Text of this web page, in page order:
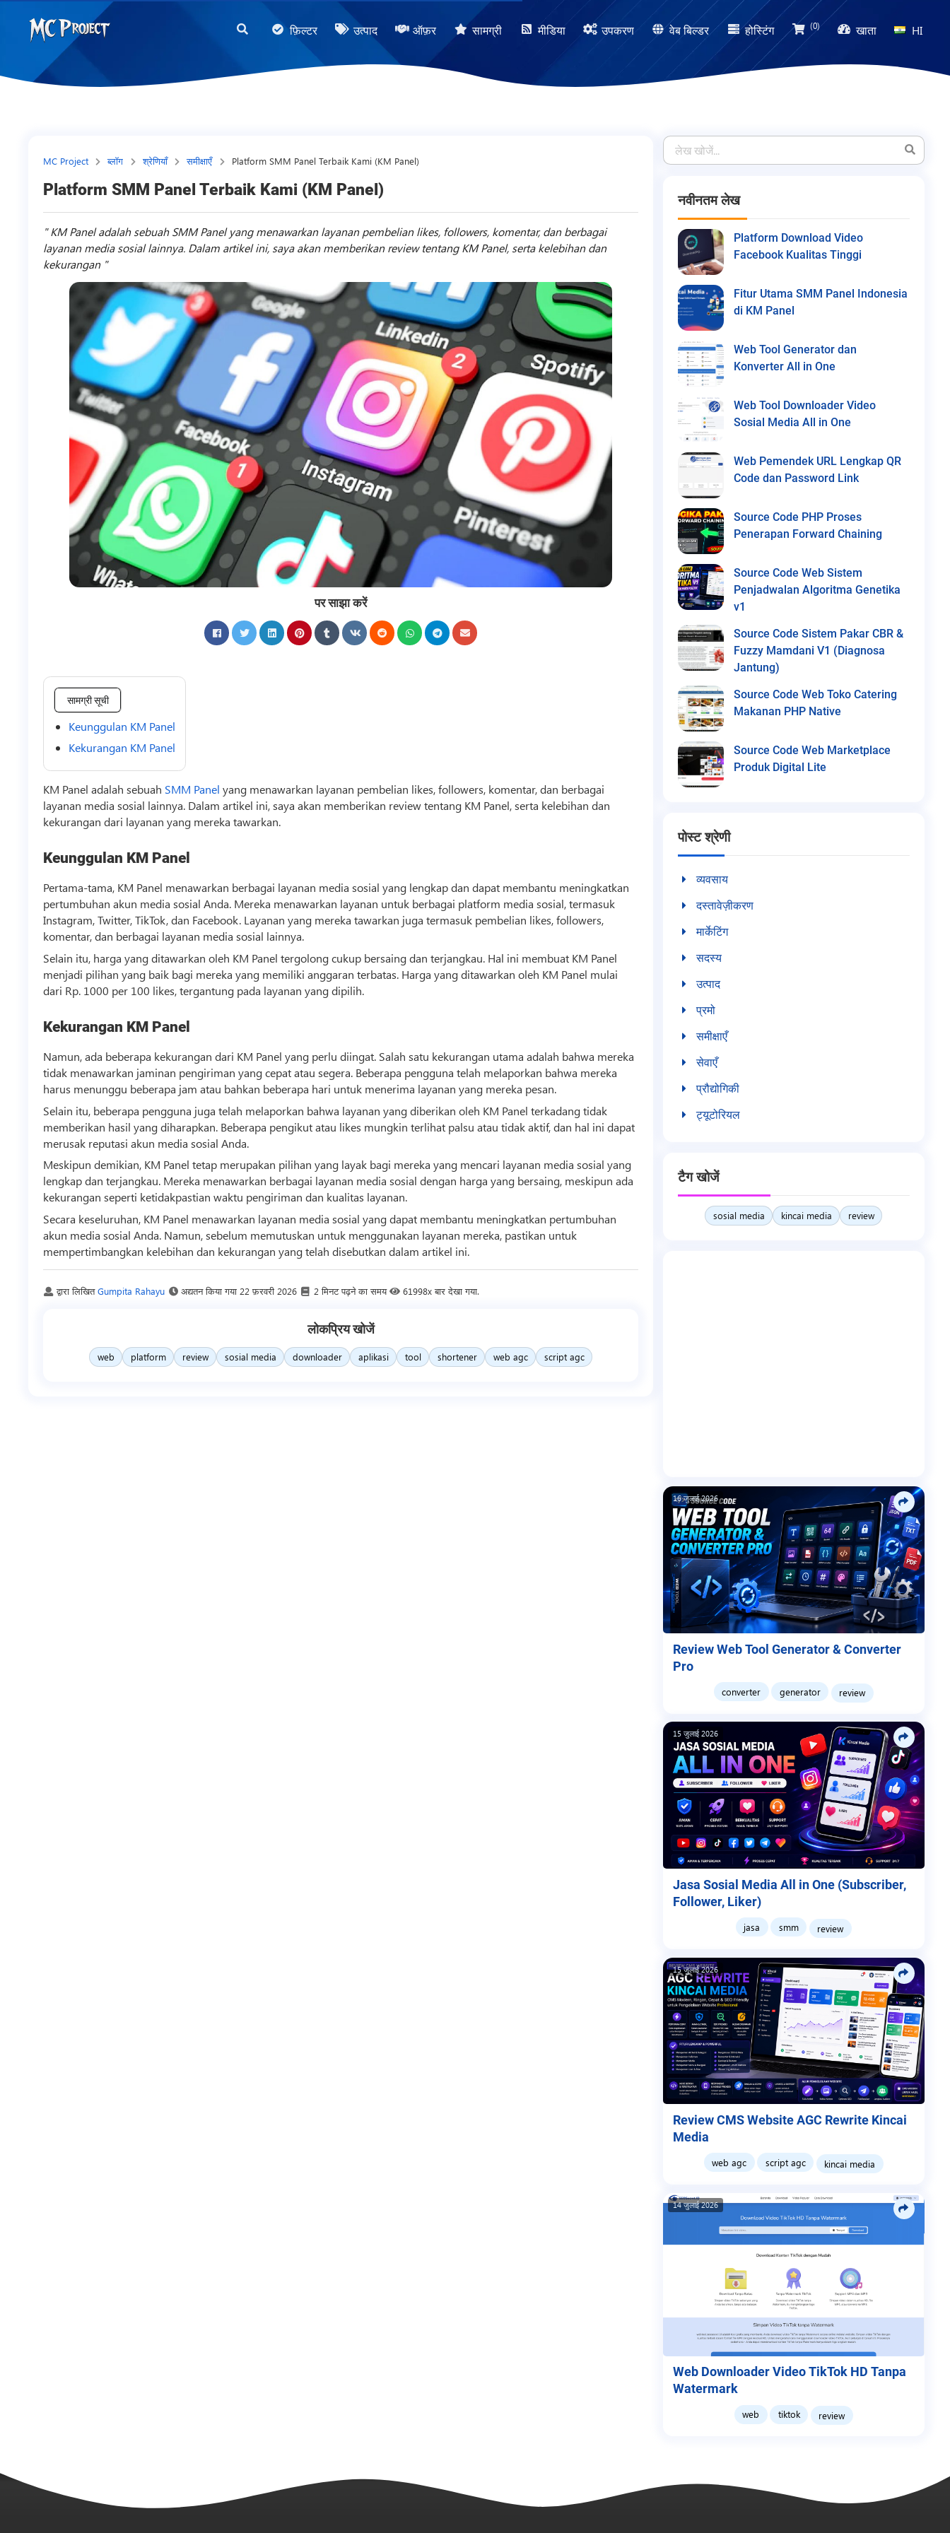
फ़िल्टर उत्पाद ऑफ़र सामग्री मीडिया उपकरण वेब बिल्डर होस्टिंग (0) खाता HI
MC Project ब्लॉग श्रेणियाँ समीक्षाएँ Platform SMM Panel Terbaik Kami (KM Panel)
Platform SMM Panel Terbaik Kami (KM Panel)
KM Panel adalah sebuah SMM Panel yang menawarkan layanan pembelian likes, followers, komentar, dan berbagai
layanan media sosial lainnya. Dalam artikel ini, saya akan memberikan review tentang KM Panel, serta kelebihan dan
kekurangan
पर साझा करें
सामग्री सूची
Keunggulan KM Panel
Kekurangan KM Panel
KM Panel adalah sebuah SMM Panel yang menawarkan layanan pembelian likes, followers, komentar, dan berbagai
layanan media sosial lainnya. Dalam artikel ini, saya akan memberikan review tentang KM Panel, serta kelebihan dan
kekurangan dari layanan yang mereka tawarkan.
Keunggulan KM Panel
Pertama-tama, KM Panel menawarkan berbagai layanan media sosial yang lengkap dan dapat membantu meningkatkan
pertumbuhan akun media sosial Anda. Mereka menawarkan layanan untuk berbagai platform media sosial, termasuk
Instagram, Twitter,TikTok, dan Facebook. Layanan yang mereka tawarkan juga termasuk pembelian likes, followers,
komentar, dan berbagai layanan media sosial lainnya.
Selain itu, harga yang ditawarkan oleh KM Panel tergolong cukup bersaing dan terjangkau. Hal ini membuat KM Panel
menjadi pilihan yang baik bagi mereka yang memiliki anggaran terbatas. Harga yang ditawarkan oleh KM Panel mulai
dari Rp. 1000 per 100 likes, tergantung pada layanan yang dipilih.
Kekurangan KM Panel
Namun, ada beberapa kekurangan dari KM Panel yang perlu diingat. Salah satu kekurangan utama adalah bahwa mereka
tidak menawarkan jaminan pengiriman yang cepat atau segera. Beberapa pengguna telah melaporkan bahwa mereka
harus menunggu beberapa jam atau bahkan beberapa hari untuk menerima layanan yang mereka pesan.
Selain itu, beberapa pengguna juga telah melaporkan bahwa layanan yang diberikan oleh KM Panel terkadang tidak
memberikan hasil yang diharapkan. Beberapa pengikut atau likes mungkin terlihat palsu atau tidak aktif, dan hal ini dapat
merusak reputasi akun media sosial Anda.
Meskipun demikian, KM Panel tetap merupakan pilihan yang layak bagi mereka yang mencari layanan media sosial yang
lengkap dan terjangkau. Mereka menawarkan berbagai layanan media sosial dengan harga yang bersaing, meskipun ada
kekurangan seperti ketidakpastian waktu pengiriman dan kualitas layanan.
Secara keseluruhan, KM Panel menawarkan layanan media sosial yang dapat membantu meningkatkan pertumbuhan
akun media sosial Anda. Namun, sebelum memutuskan untuk menggunakan layanan mereka, pastikan untuk
mempertimbangkan kelebihan dan kekurangan yang telah disebutkan dalam artikel ini.
द्वारा लिखितGumpita Rahayu अद्यतन किया गया 22 फ़रवरी 2026 2 मिनट पढ़ने का समय 61998x बार देखा गया.
लोकप्रिय खोजें
web platform review sosial media downloader aplikasi tool shortener web agc script agc
नवीनतम लेख
Platform Download Video
Facebook Kualitas Tinggi
Fitur Utama SMM Panel Indonesia
di KM Panel
Web Tool Generator dan
Konverter All in One
Web Tool Downloader Video
Sosial Media All in One
Web Pemendek URL Lengkap QR
Code dan Password Link
Source Code PHP Proses
Penerapan Forward Chaining
Source Code Web Sistem
Penjadwalan Algoritma Genetika
v1
Source Code Sistem Pakar CBR &
Fuzzy Mamdani V1 (Diagnosa
Jantung)
Source Code Web Toko Catering
Makanan PHP Native
Source Code Web Marketplace
Produk Digital Lite
पोस्ट श्रेणी
व्यवसाय
दस्तावेज़ीकरण
मार्केटिंग
सदस्य
उत्पाद
प्रमो
समीक्षाएँ
सेवाएँ
प्रौद्योगिकी
ट्यूटोरियल
टैग खोजें
sosial media kincai media review
16 जुलाई 2026
Review Web Tool Generator & Converter
Pro
converter generator review
15 जुलाई 2026
Jasa Sosial Media All in One (Subscriber,
Follower, Liker)
jasa smm review
15 जुलाई 2026
Review CMS Website AGC Rewrite Kincai
Media
web agc script agc kincai media
14 जुलाई 2026
Web Downloader Video TikTok HD Tanpa
Watermark
web tiktok review
Project
Store